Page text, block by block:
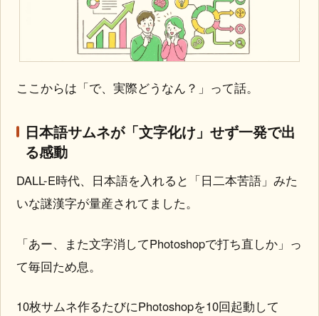
ここからは「で、実際どうなん？」って話。
日本語サムネが「文字化け」せず一発で出
る感動
DALL-E時代、日本語を入れると「日二本苦語」みた
いな謎漢字が量産されてました。
「あー、また文字消してPhotoshopで打ち直しか」っ
て毎回ため息。
10枚サムネ作るたびにPhotoshopを10回起動して